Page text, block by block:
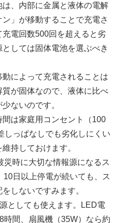
、内部に金属と液体の電解
」が移動することで充電さ
電回数500回を超えると劣
しては固体電池を選ぶべき
によって充電されることは
が固体なので、液体に比べ
ないのです。
は家庭用コンセント（100
しっぱなしでも劣化しにくい
持しておけます。
時に大切な情報源になるス
日以上停電が続いても、ス
しないですみます。
としても使えます。LED電
時間、扇風機（35W）なら約